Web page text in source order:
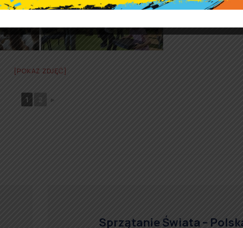
[POKAZ ZDJĘĆ]
1 2 ►
Sprzątanie Świata –